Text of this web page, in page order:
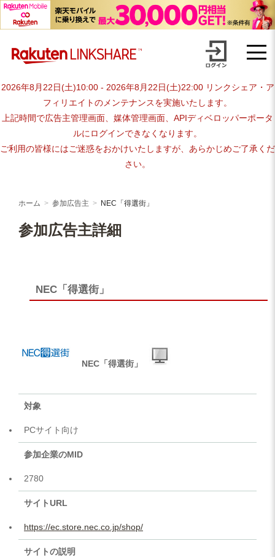
advertiser-html
2026年8月22日(土)10:00 - 2026年8月22日(土)22:00 リンクシェア・ア
フィリエイトのメンテナンスを実施いたします。
上記時間で広告主管理画面、媒体管理画面、APIディベロッパーポータ
ルにログインできなくなります。
ご利用の皆様にはご迷惑をおかけいたしますが、あらかじめご了承くだ
さい。
ホーム 参加広告主 NEC「得選街」
参加広告主詳細
NEC「得選街」
NEC「得選街」
対象
PCサイト向け
参加企業のMID
2780
サイトURL
https://ec.store.nec.co.jp/shop/
サイトの説明